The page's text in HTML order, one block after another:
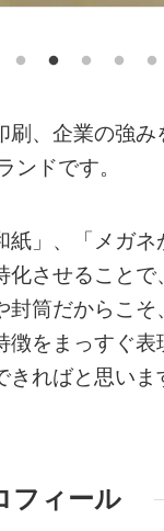
、企業の強み
ンドです。
紙」、「メガ
させること
筒だからこそ
をまっすぐ
ればと思いま
フィール